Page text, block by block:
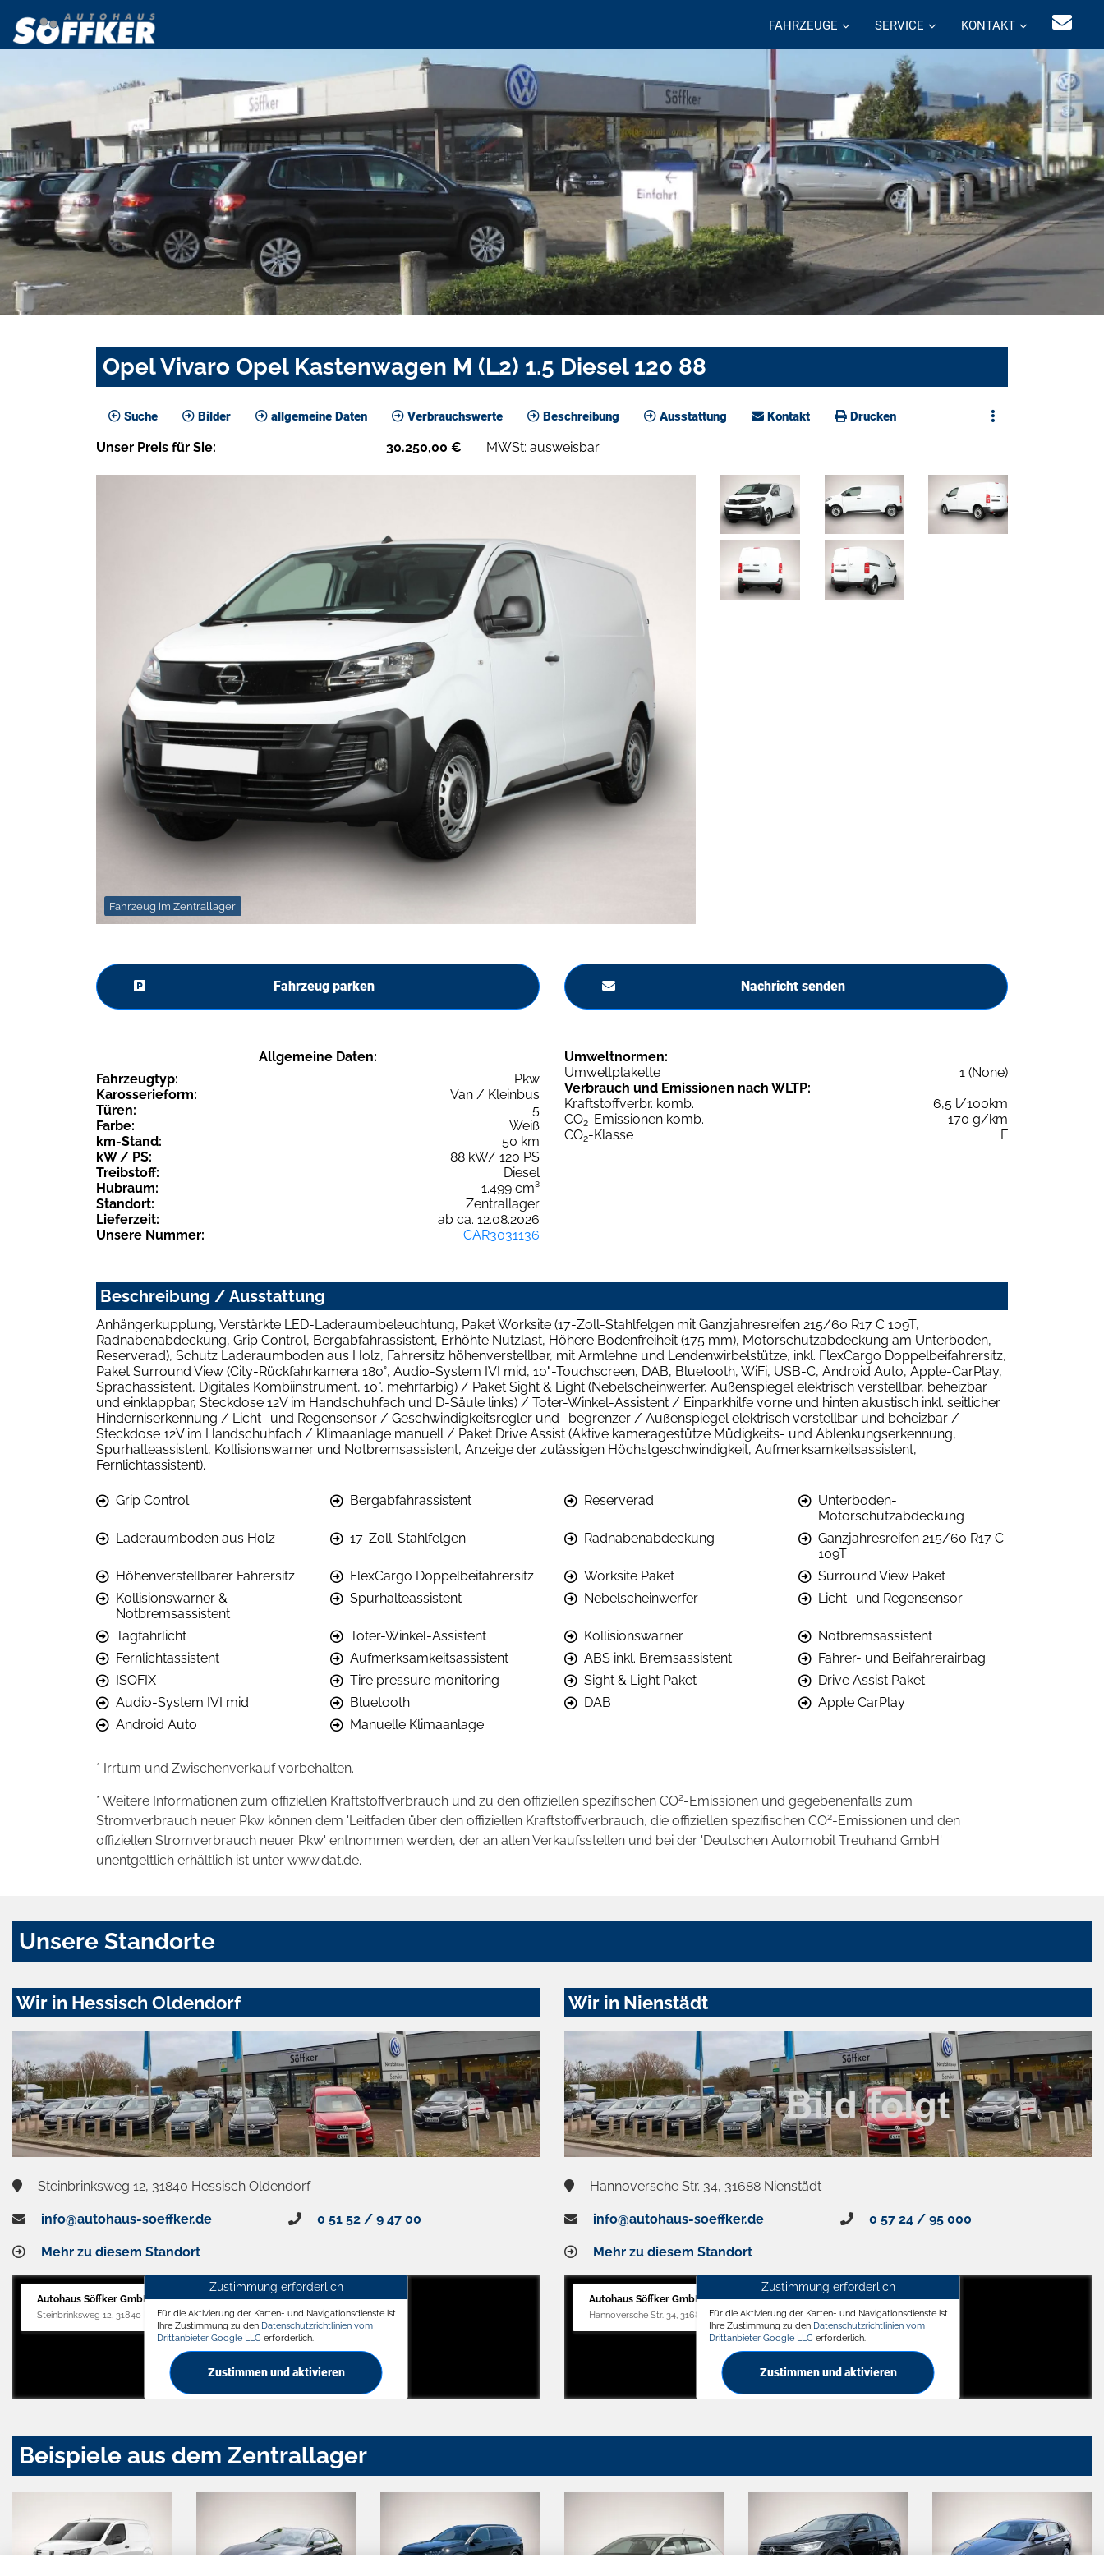
FAHRZEUGE SERVICE KONTAKT
Opel Vivaro Opel Kastenwagen M (L2) 1.5 Diesel 120 88
Suche Bilder allgemeine Daten Verbrauchswerte Beschreibung Ausstattung Kontakt Drucken
Unser Preis für Sie: 30.250,00 € MWSt: ausweisbar
Fahrzeug im Zentrallager
Fahrzeug parken Nachricht senden
Allgemeine Daten:
Fahrzeugtyp:
Pkw
Karosserieform:
Van / Kleinbus
Türen:
5
Farbe:
Weiß
km-Stand:
50 km
kW / PS:
88 kW/ 120 PS
Treibstoff:
Diesel
Hubraum:
1.499 cm³
Standort:
Zentrallager
Lieferzeit:
ab ca. 12.08.2026
Unsere Nummer:
CAR3031136
Umweltnormen:
Umweltplakette
1 (None)
Verbrauch und Emissionen nach WLTP:
Kraftstoffverbr. komb.
6,5 l/100km
CO2-Emissionen komb.
170 g/km
CO2-Klasse F
Beschreibung / Ausstattung
Anhängerkupplung, Verstärkte LED-Laderaumbeleuchtung, Paket Worksite (17-Zoll-Stahlfelgen mit Ganzjahresreifen 215/60 R17 C 109T,
Radnabenabdeckung, Grip Control, Bergabfahrassistent, Erhöhte Nutzlast, Höhere Bodenfreiheit (175 mm), Motorschutzabdeckung am Unterboden,
Reserverad), Schutz Laderaumboden aus Holz, Fahrersitz höhenverstellbar, mit Armlehne und Lendenwirbelstütze, inkl. FlexCargo Doppelbeifahrersitz,
Paket Surround View (City-Rückfahrkamera 180°, Audio-System IVI mid, 10"-Touchscreen, DAB, Bluetooth, WiFi, USB-C, Android Auto, Apple-CarPlay,
Sprachassistent, Digitales Kombiinstrument, 10", mehrfarbig) / Paket Sight & Light (Nebelscheinwerfer, Außenspiegel elektrisch verstellbar, beheizbar
und einklappbar, Steckdose 12V im Handschuhfach und D-Säule links) / Toter-Winkel-Assistent / Einparkhilfe vorne und hinten akustisch inkl. seitlicher
Hinderniserkennung / Licht- und Regensensor / Geschwindigkeitsregler und -begrenzer / Außenspiegel elektrisch verstellbar und beheizbar /
Steckdose 12V im Handschuhfach / Klimaanlage manuell / Paket Drive Assist (Aktive kameragestütze Müdigkeits- und Ablenkungserkennung,
Spurhalteassistent, Kollisionswarner und Notbremsassistent, Anzeige der zulässigen Höchstgeschwindigkeit, Aufmerksamkeitsassistent,
Fernlichtassistent).
Grip Control Bergabfahrassistent Reserverad
Unterboden-
Motorschutzabdeckung
Laderaumboden aus Holz
17-Zoll-Stahlfelgen Radnabenabdeckung
Ganzjahresreifen 215/60 R17 C
109T
Höhenverstellbarer Fahrersitz
FlexCargo Doppelbeifahrersitz Worksite Paket
Surround View Paket
Kollisionswarner &
Notbremsassistent
Spurhalteassistent Nebelscheinwerfer Licht- und Regensensor
Tagfahrlicht Toter-Winkel-Assistent Kollisionswarner
Notbremsassistent
Fernlichtassistent
Aufmerksamkeitsassistent ABS inkl. Bremsassistent
Fahrer- und Beifahrerairbag
ISOFIX
Tire pressure monitoring Sight & Light Paket
Drive Assist Paket
Audio-System IVI mid
Bluetooth DAB
Apple CarPlay
Android Auto
Manuelle Klimaanlage
* Irrtum und Zwischenverkauf vorbehalten.
* Weitere Informationen zum offiziellen Kraftstoffverbrauch und zu den offiziellen spezifischen CO2-Emissionen und gegebenenfalls zum
Stromverbrauch neuer Pkw können dem 'Leitfaden über den offiziellen Kraftstoffverbrauch, die offiziellen spezifischen CO2-Emissionen und den
offiziellen Stromverbrauch neuer Pkw' entnommen werden, der an allen Verkaufsstellen und bei der 'Deutschen Automobil Treuhand GmbH'
unentgeltlich erhältlich ist unter www.dat.de.
Unsere Standorte
Wir in Hessisch Oldendorf
Steinbrinksweg 12, 31840 Hessisch Oldendorf
info@autohaus-soeffker.de 0 51 52 / 9 47 00
Mehr zu diesem Standort
Autohaus Söffker GmbH
Steinbrinksweg 12, 31840 Hessisch Oldendorf
Zustimmung erforderlich
Für die Aktivierung der Karten- und Navigationsdienste ist
Ihre Zustimmung zu den Datenschutzrichtlinien vom
Drittanbieter Google LLC erforderlich.
Zustimmen und aktivieren
Wir in Nienstädt
Hannoversche Str. 34, 31688 Nienstädt
info@autohaus-soeffker.de 0 57 24 / 95 000
Mehr zu diesem Standort
Autohaus Söffker GmbH
Hannoversche Str. 34, 31688 Nienstädt
Zustimmung erforderlich
Für die Aktivierung der Karten- und Navigationsdienste ist
Ihre Zustimmung zu den Datenschutzrichtlinien vom
Drittanbieter Google LLC erforderlich.
Zustimmen und aktivieren
Beispiele aus dem Zentrallager